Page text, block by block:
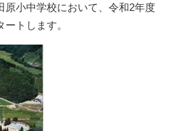
原小中学校において、令和2年度
トします。